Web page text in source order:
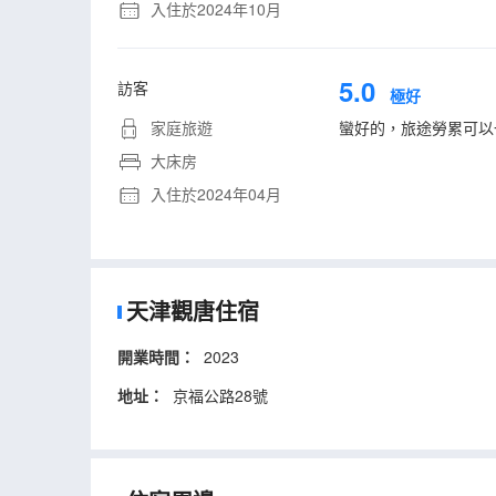
入住於2024年10月
訪客
家庭旅遊
大床房
入住於2024年04月
5.0
極好
蠻好的，旅途勞累可
天津觀唐住宿
開業時間：
2023
地址：
京福公路28號